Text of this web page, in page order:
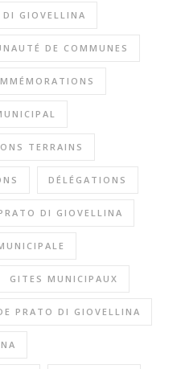
GIOVELLINA
DE COMMUNES
TERRAINS
DÉLÉGATIONS
DI GIOVELLINA
GITES MUNICIPAUX
PRATO DI GIOVELLINA